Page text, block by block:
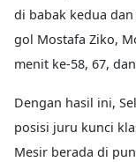
di babak kedua
gol Mostafa Ziko,
menit ke-58, 67,
Dengan hasil ini,
posisi juru kunci
Mesir berada di